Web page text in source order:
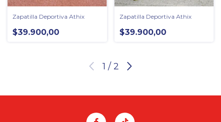
Zapatilla Deportiva Athix
$39.900,00
Zapatilla Deportiva Athix
$39.900,00
1 / 2